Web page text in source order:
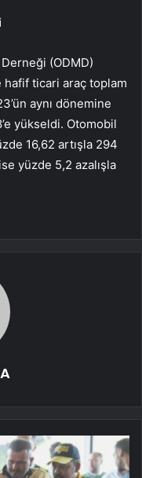
(ODMD)
ticari araç toplam
aynı dönemine
yükseldi. Otomobil
16,62 artışla 294
yüzde 5,2 azalışla